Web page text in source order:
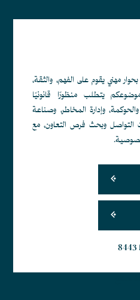
مهني يقوم على الفهم، والثقة،
يتطلب منظورًا قانونيًا
وإدارة المخاطر، وصناعة
التواصل وبحث فرص التعاون، مع